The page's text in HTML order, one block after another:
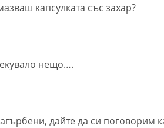
капсулката със захар?
нещо….
дайте да си поговорим